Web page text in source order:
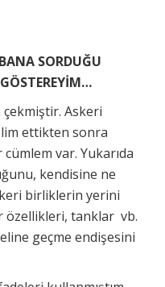
SORDUĞU
Askeri
ettikten sonra
var. Yukarıda
kendisine ne
birliklerin yerini
özellikleri, tanklar vb.
geçme endişesini